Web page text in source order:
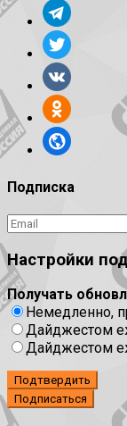
Подписка
Настройки
Получать
Немедленно,
Дайджестом
Дайджестом
Подтвердить